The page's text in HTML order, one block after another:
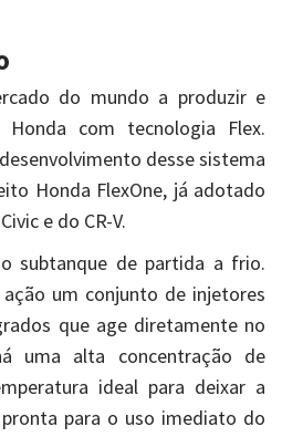
do mundo a produzir e
Honda com tecnologia Flex.
desse sistema
Honda FlexOne, já adotado
e do CR-V.
subtanque de partida a frio.
um conjunto de injetores
que age diretamente no
uma alta concentração de
ideal para deixar a
para o uso imediato do